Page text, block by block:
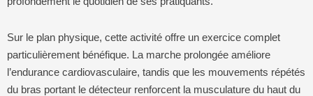
Sur le plan physique, cette activité offre un exercice complet
particulièrement bénéfique. La marche prolongée améliore
l’endurance cardiovasculaire, tandis que les mouvements répétés
du bras portant le détecteur renforcent la musculature du haut du